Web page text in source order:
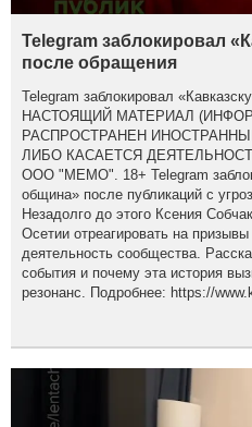
Telegram заблокировал
после обращения
Telegram заблокировал
НАСТОЯЩИЙ МАТЕРИАЛ
РАСПРОСТРАНЕН
ЛИБО КАСАЕТСЯ
ООО "МЕМО". 18+ Telegram
община» после публикаций с
Незадолго до этого Ксения
Осетии отреагировать на
деятельность сообщества.
события и почему эта история
резонанс. Подробнее: https://